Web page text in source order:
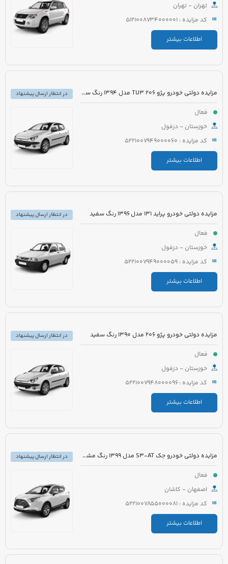
تهران - تهران
کد مزایده : 5121008734000001
اطلاعات بیشتر
مزایده دولتی خودرو پژو 206 TU3 مدل 1394 رنگ سفید
فعال
خوزستان - دزفول
کد مزایده : 5221007949000060
اطلاعات بیشتر
در انتظار ارسال پیشنهاد
مزایده دولتی خودرو پراید 131 مدل 1396 رنگ سفید
فعال
خوزستان - دزفول
کد مزایده : 5221007949000059
اطلاعات بیشتر
در انتظار ارسال پیشنهاد
مزایده دولتی خودرو پژو 206 مدل 1390 رنگ سفید
فعال
خوزستان - دزفول
کد مزایده : 5221007948000096
اطلاعات بیشتر
در انتظار ارسال پیشنهاد
مزایده دولتی خودرو جک S3-AT مدل 1399 رنگ مشکی
فعال
اصفهان - کاشان
کد مزایده : 5221007855000081
اطلاعات بیشتر
در انتظار ارسال پیشنهاد